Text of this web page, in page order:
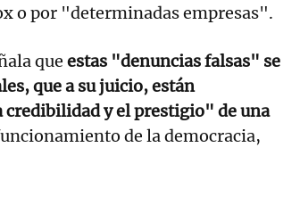
o por "determinadas empresas".
que estas "denuncias falsas" se
que a su juicio, están
y el prestigio" de una
de la democracia,